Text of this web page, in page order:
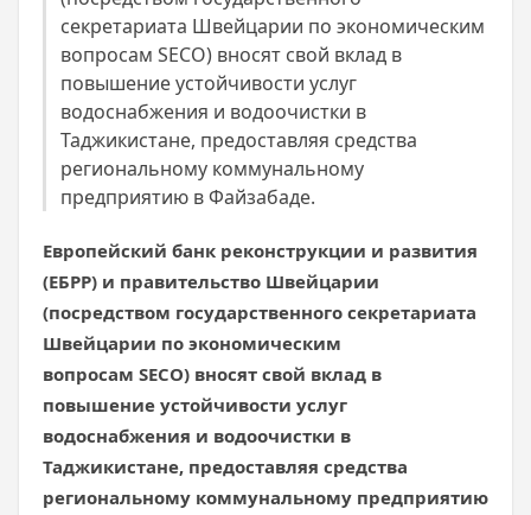
секретариата Швейцарии по экономическим
вопросам SECO) вносят свой вклад в
повышение устойчивости услуг
водоснабжения и водоочистки в
Таджикистане, предоставляя средства
региональному коммунальному
предприятию в Файзабаде.
Европейский банк реконструкции и развития
(ЕБРР) и правительство Швейцарии
(посредством государственного секретариата
Швейцарии по экономическим
вопросам SECO) вносят свой вклад в
повышение устойчивости услуг
водоснабжения и водоочистки в
Таджикистане, предоставляя средства
региональному коммунальному предприятию